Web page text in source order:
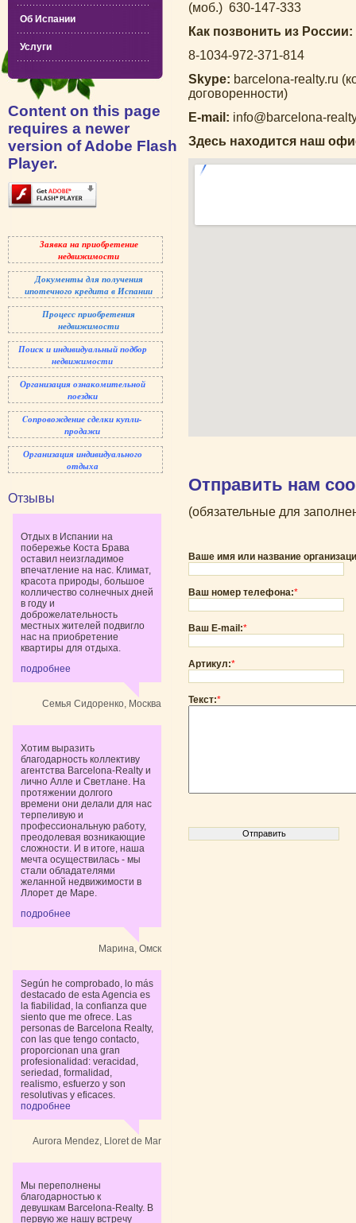
Об Испании
Услуги
Content on this page
requires a newer
version of Adobe Flash
Player.
Заявка на приобретение
недвижимости
Документы для получения
ипотечного кредита в Испании
Процесс приобретения
недвижимости
Поиск и индивидуальный подбор
недвижимости
Организация ознакомительной
поездки
Cопровождение сделки купли-
продажи
Организация индивидуального
отдыха
Отзывы
Отдых в Испании на
побережье Коста Брава
оставил неизгладимое
впечатление на нас. Климат,
красота природы, большое
колличество солнечных дней
в году и
доброжелательность
местных жителей подвигло
нас на приобретение
квартиры для отдыха.
подробнее
Семья Сидоренко, Москва
Хотим выразить
благодарность коллективу
агентства Barcelona-Realty и
лично Алле и Светлане. На
протяжении долгого
времени они делали для нас
терпеливую и
профессиональную работу,
преодолевая возникающие
сложности. И в итоге, наша
мечта осуществилась - мы
стали обладателями
желанной недвижимости в
Ллорет де Маре.
подробнее
Марина, Омск
Según he comprobado, lo más
destacado de esta Agencia es
la fiabilidad, la confianza que
siento que me ofrece. Las
personas de Barcelona Realty,
con las que tengo contacto,
proporcionan una gran
profesionalidad: veracidad,
seriedad, formalidad,
realismo, esfuerzo y son
resolutivas y eficaces.
подробнее
Aurora Mendez, Lloret de Mar
Мы переполнены
благодарностью к
девушкам Barcelona-Realty. В
первую же нашу встречу
(моб.) 630-147-333
Как позвонить из России:
8-1034-972-371-814
Skype: barcelona-realty.ru
договоренности)
E-mail: info@barcelona-
Здесь находится наш
Отправить нам
(oбязательные для
Ваше имя или название
Ваш номер телефона:*
Ваш E-mail:*
Артикул:*
Текст:*